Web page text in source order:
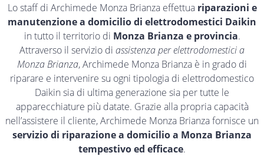
Lo staff di Archimede Monza Brianza effettua riparazioni e
manutenzione a domicilio di elettrodomestici Daikin
in tutto il territorio di Monza Brianza e provincia.
Attraverso il servizio di assistenza per elettrodomestici a
Monza Brianza, Archimede Monza Brianza è in grado di
riparare e intervenire su ogni tipologia di elettrodomestico
Daikin sia di ultima generazione sia per tutte le
apparecchiature più datate. Grazie alla propria capacità
nell’assistere il cliente, Archimede Monza Brianza fornisce un
servizio di riparazione a domicilio a Monza Brianza
tempestivo ed efficace.